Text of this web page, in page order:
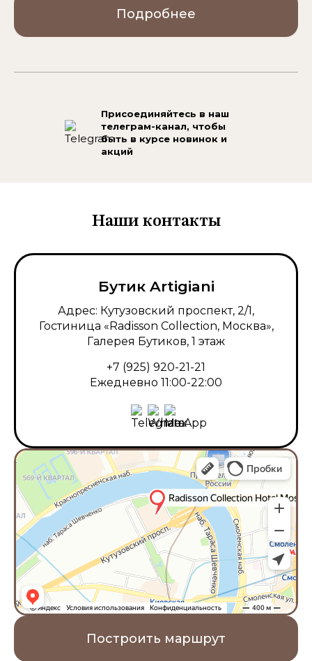
Подробнее
Присоединяйтесь в наш
телеграм-канал, чтобы
быть в курсе новинок и
акций
Наши контакты
Бутик Artigiani
Адрес: Кутузовский проспект, 2/1,
Гостиница «Radisson Collection, Москва»,
Галерея Бутиков, 1 этаж
+7 (925) 920-21-21
Ежедневно 11:00-22:00
Построить маршрут